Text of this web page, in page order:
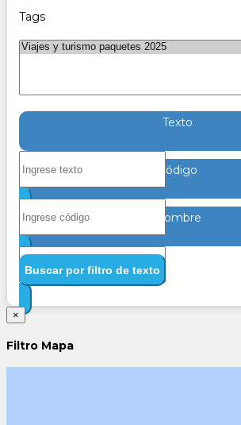
Tags
Texto
Código
Nombre
Buscar por filtro de texto
×
Filtro Mapa